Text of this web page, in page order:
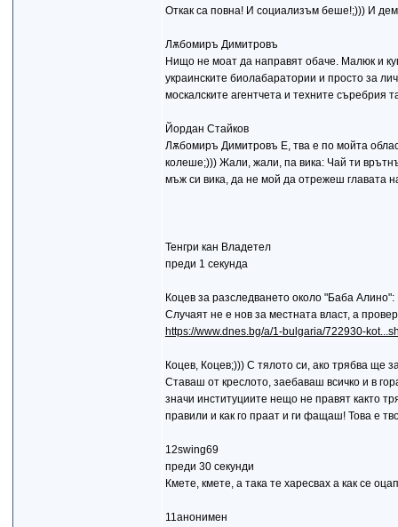
Откак са повна! И социализъм беше!;))) И
Лѫбомиръ Димитровъ
Нищо не моат да направят обаче. Малюк и
украинските биолабаратории и просто за
москалските агентчета и техните съребрия
Йордан Стайков
Лѫбомиръ Димитровъ Е, тва е по мойта
колеше;))) Жали, жали, па вика: Чай ти
мъж си вика, да не мой да отрежеш главата
Тенгри кан Владетел
преди 1 секунда
Коцев за разследването около "Баба
Случаят не е нов за местната власт, а
https://www.dnes.bg/a/1-bulgaria/722930-
Коцев, Коцев;))) С тялото си, ако трябва ще
Ставаш от креслото, заебаваш всичко и в
значи институциите нещо не правят както
правили и как го праат и ги фащаш! Това е
12swing69
преди 30 секунди
Кмете, кмете, а така те харесвах а как се
11анонимен